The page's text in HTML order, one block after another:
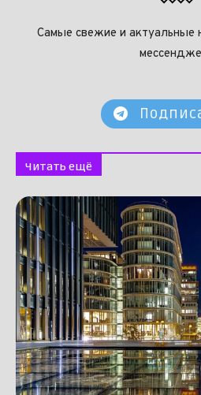
Самые свежие и актуальные
Читать ещё